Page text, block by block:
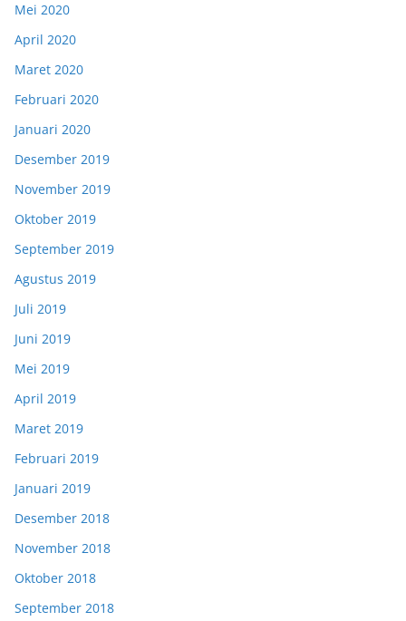
Mei 2020
April 2020
Maret 2020
Februari 2020
Januari 2020
Desember 2019
November 2019
Oktober 2019
September 2019
Agustus 2019
Juli 2019
Juni 2019
Mei 2019
April 2019
Maret 2019
Februari 2019
Januari 2019
Desember 2018
November 2018
Oktober 2018
September 2018